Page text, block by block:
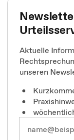
Aktuelle
unseren